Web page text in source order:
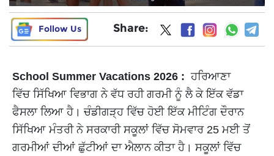
Follow Us Share:
School Summer Vacations 2026 :ਹਰਿਆਣਾ
ਵਿੱਚ ਸਿੱਖਿਆ ਵਿਭਾਗ ਨੇ ਵੱਧ ਰਹੀ ਗਰਮੀ ਨੂੰ ਲੈ ਕੇ ਇੱਕ ਵੱਡਾ
ਫੈਸਲਾ ਲਿਆ ਹੈ। ਚੰਡੀਗੜ੍ਹ ਵਿੱਚ ਹੋਈ ਇੱਕ ਮੀਟਿੰਗ ਦੌਰਾਨ
ਸਿੱਖਿਆ ਮੰਤਰੀ ਨੇ ਸਰਕਾਰੀ ਸਕੂਲਾਂ ਵਿੱਚ ਸੋਮਵਾਰ 25 ਮਈ ਤੋਂ
ਗਰਮੀਆਂ ਦੀਆਂ ਛੁੱਟੀਆਂ ਦਾ ਐਲਾਨ ਕੀਤਾ ਹੈ। ਸਕੂਲਾਂ ਵਿੱਚ